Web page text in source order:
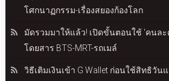
โศกนาฏกรรม-เรื่องสยองก้องโลก
มัดรวมมาให้แล้ว! เปิดขั้นตอนใช้ 'คนละ
โดยสาร BTS-MRT-รถเมล์
วิธีเติมเงินเข้า G Wallet ก่อนใช้สิทธิวัน